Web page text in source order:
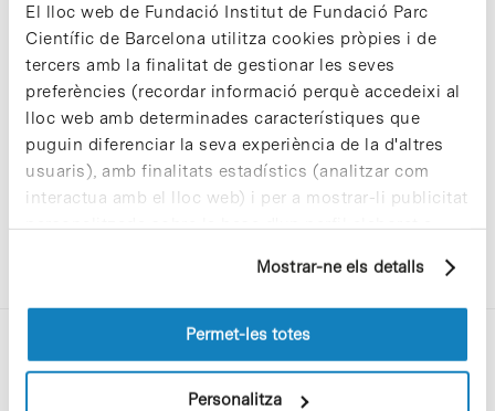
El lloc web de Fundació Institut de Fundació Parc
Científic de Barcelona utilitza cookies pròpies i de
tercers amb la finalitat de gestionar les seves
preferències (recordar informació perquè accedeixi al
lloc web amb determinades característiques que
puguin diferenciar la seva experiència de la d'altres
usuaris), amb finalitats estadístics (analitzar com
interactua amb el lloc web) i per a mostrar-li publicitat
personalitzada sobre la base d'un perfil elaborat a
pàgines visitades). Per a obtenir més informació sobre
les cookies pot consultar laPolítica de cookiesdel
Mostrar-ne els detalls
Permet-les totes
Personalitza
Sorry, no results were found.
Please try again with different keywords.